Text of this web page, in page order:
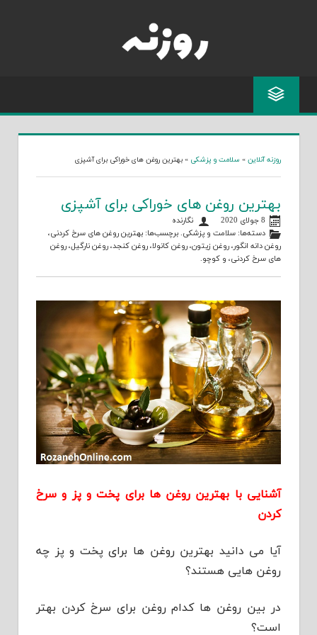
روزنه آنلاین » سلامت و پزشکی » بهترین روغن های خوراکی برای آشپزی
بهترین روغن های خوراکی برای آشپزی
8 جولای 2020
نگارنده
دسته‌ها:سلامت و پزشکی. برچسب‌ها:بهترین روغن های سرخ کردنی،
روغن دانه انگور، روغن زیتون، روغن کانولا، روغن کنجد، روغن نارگیل، روغن
های سرخ کردنی، و کوچو.
آشنایی با بهترین روغن ها برای پخت و پز و سرخ
کردن
آیا می دانید بهترین روغن ها برای پخت و پز چه
روغن هایی هستند؟
در بین روغن ها کدام روغن برای سرخ کردن بهتر
است؟